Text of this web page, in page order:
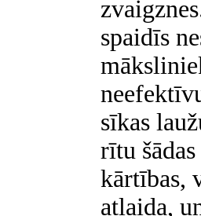
spaidīs
sīkas
rītu
kārtības,
atlaida,